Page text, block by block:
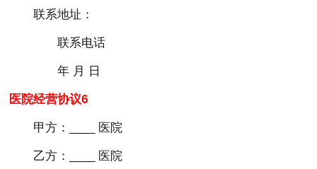
联系地址：
联系电话
年 月 日
医院经营协议6
甲方：____ 医院
乙方：____ 医院